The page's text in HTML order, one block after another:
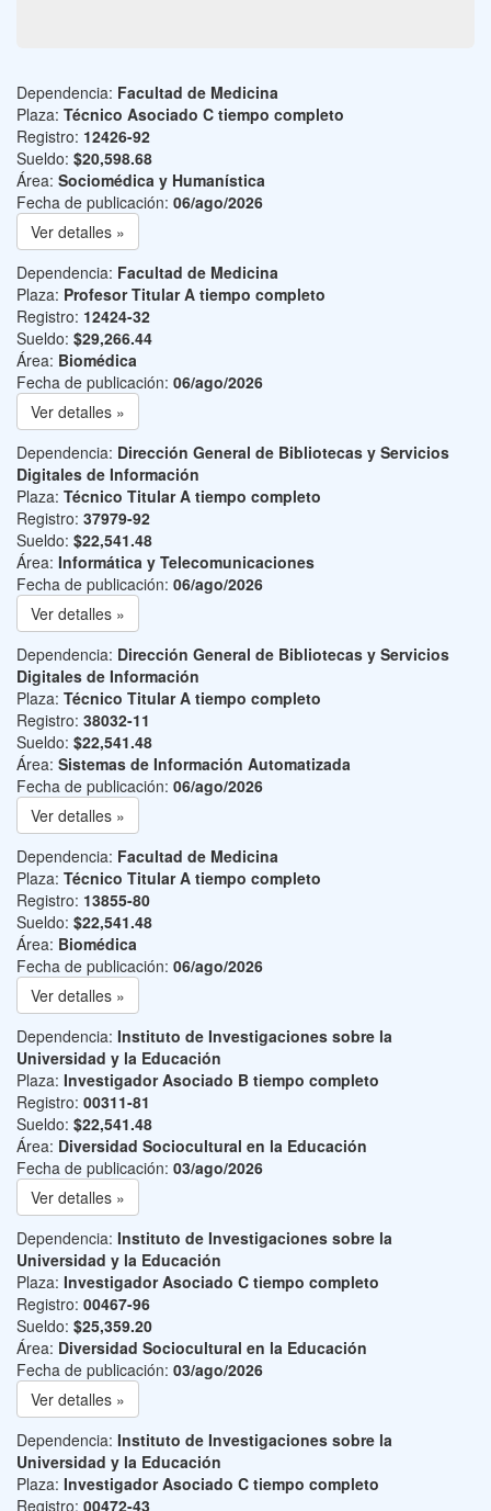
Dependencia: Facultad de Medicina
Plaza: Técnico Asociado C tiempo completo
Registro: 12426-92
Sueldo: $20,598.68
Área: Sociomédica y Humanística
Fecha de publicación: 06/ago/2026
Ver detalles »
Dependencia: Facultad de Medicina
Plaza: Profesor Titular A tiempo completo
Registro: 12424-32
Sueldo: $29,266.44
Área: Biomédica
Fecha de publicación: 06/ago/2026
Ver detalles »
Dependencia: Dirección General de Bibliotecas y Servicios
Digitales de Información
Plaza: Técnico Titular A tiempo completo
Registro: 37979-92
Sueldo: $22,541.48
Área: Informática y Telecomunicaciones
Fecha de publicación: 06/ago/2026
Ver detalles »
Dependencia: Dirección General de Bibliotecas y Servicios
Digitales de Información
Plaza: Técnico Titular A tiempo completo
Registro: 38032-11
Sueldo: $22,541.48
Área: Sistemas de Información Automatizada
Fecha de publicación: 06/ago/2026
Ver detalles »
Dependencia: Facultad de Medicina
Plaza: Técnico Titular A tiempo completo
Registro: 13855-80
Sueldo: $22,541.48
Área: Biomédica
Fecha de publicación: 06/ago/2026
Ver detalles »
Dependencia: Instituto de Investigaciones sobre la
Universidad y la Educación
Plaza: Investigador Asociado B tiempo completo
Registro: 00311-81
Sueldo: $22,541.48
Área: Diversidad Sociocultural en la Educación
Fecha de publicación: 03/ago/2026
Ver detalles »
Dependencia: Instituto de Investigaciones sobre la
Universidad y la Educación
Plaza: Investigador Asociado C tiempo completo
Registro: 00467-96
Sueldo: $25,359.20
Área: Diversidad Sociocultural en la Educación
Fecha de publicación: 03/ago/2026
Ver detalles »
Dependencia: Instituto de Investigaciones sobre la
Universidad y la Educación
Plaza: Investigador Asociado C tiempo completo
Registro: 00472-43